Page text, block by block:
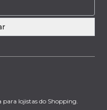
para lojistas do Shopping.